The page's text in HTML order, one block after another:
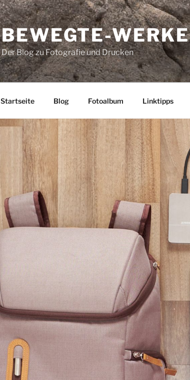
BEWEGTE-WERKE
Der Blog zu Fotografie und Drucken
Startseite Blog Fotoalbum Linktipps